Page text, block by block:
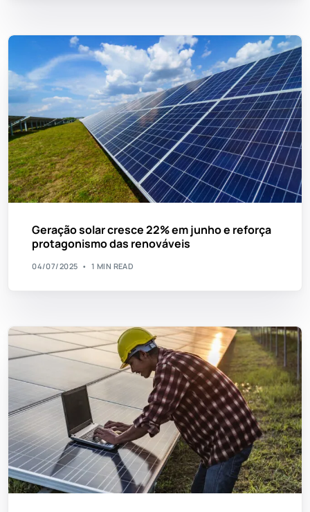
Geração solar cresce 22% em junho e reforça
protagonismo das renováveis
04/07/2025 1 MIN READ